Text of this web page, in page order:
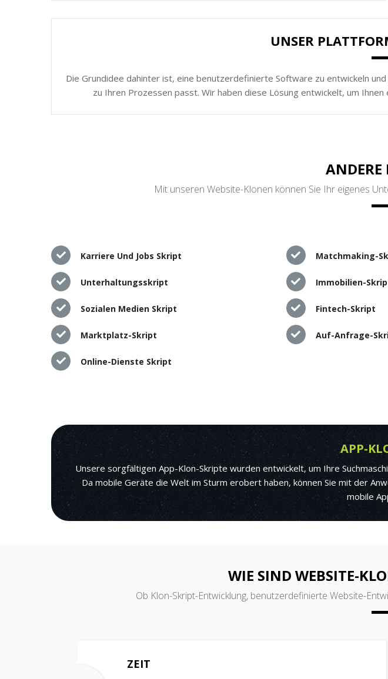
UNSER
Die Grundidee dahinter ist, eine benutzerdefinierte Software zu entwickeln
zu Ihren Prozessen passt. Wir haben diese Lösung entwickelt, um
ANDERE
Mit unseren Website-Klonen können Sie Ihr eigenes
Karriere Und Jobs Skript Matchmaking-
Unterhaltungsskript Immobilien-
Sozialen Medien Skript Fintech-Skript
Marktplatz-Skript Auf-Anfrage-
Online-Dienste Skript
APP-
Unsere sorgfältigen App-Klon-Skripte wurden entwickelt, um Ihre
Da mobile Geräte die Welt im Sturm erobert haben, können Sie mit der
mobile
WIE SIND WEBSITE-
Ob Klon-Skript-Entwicklung, benutzerdefinierte Website-
ZEIT